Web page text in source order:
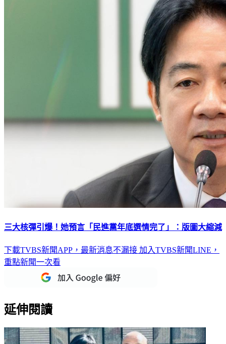
三大核彈引爆！她預言「民進黨年底選情完了」：版圖大縮減
下載TVBS新聞APP，最新消息不漏接 加入TVBS新聞LINE，
重點新聞一次看
延伸閱讀